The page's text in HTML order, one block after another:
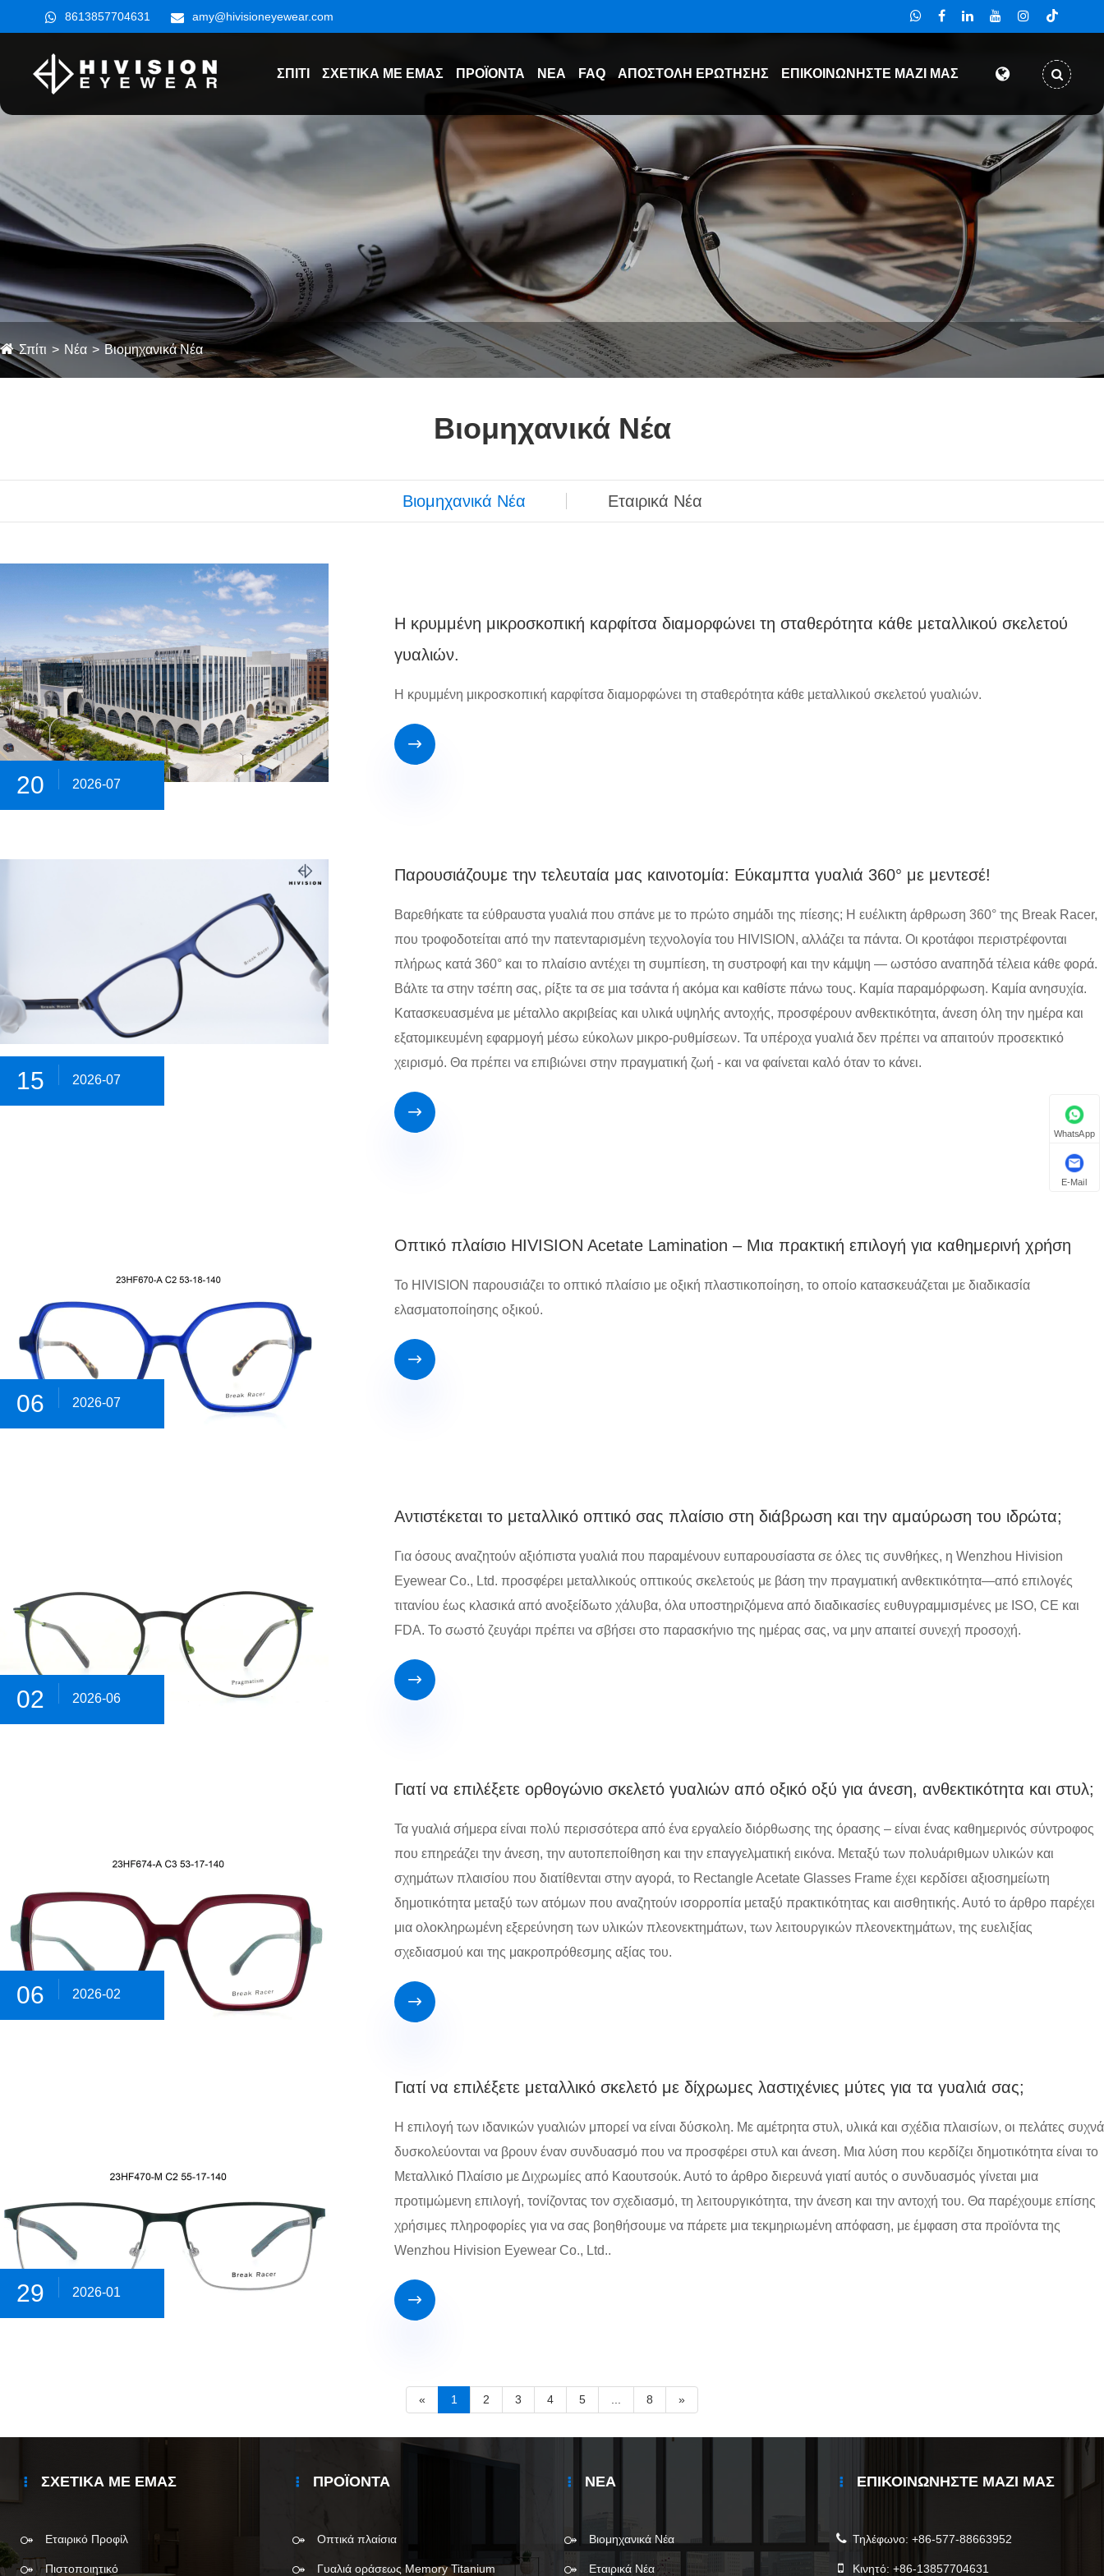
8613857704631 amy@hivisioneyewear.com
ΣΠΊΤΙ ΣΧΕΤΙΚΆ ΜΕ ΕΜΆΣ ΠΡΟΪΌΝΤΑ ΝΈΑ FAQ ΑΠΟΣΤΟΛΉ ΕΡΏΤΗΣΗΣ ΕΠΙΚΟΙΝΩΝΉΣΤΕ ΜΑΖΊ ΜΑΣ
Σπίτι Νέα Βιομηχανικά Νέα
Βιομηχανικά Νέα
Βιομηχανικά Νέα Εταιρικά Νέα
20 2026-07
Η κρυμμένη μικροσκοπική καρφίτσα διαμορφώνει τη σταθερότητα κάθε μεταλλικού σκελετού
γυαλιών.
Η κρυμμένη μικροσκοπική καρφίτσα διαμορφώνει τη σταθερότητα κάθε μεταλλικού σκελετού γυαλιών.

15 2026-07
Παρουσιάζουμε την τελευταία μας καινοτομία: Εύκαμπτα γυαλιά 360° με μεντεσέ!
Βαρεθήκατε τα εύθραυστα γυαλιά που σπάνε με το πρώτο σημάδι της πίεσης; Η ευέλικτη άρθρωση 360° της Break Racer,
που τροφοδοτείται από την πατενταρισμένη τεχνολογία του HIVISION, αλλάζει τα πάντα. Οι κροτάφοι περιστρέφονται
πλήρως κατά 360° και το πλαίσιο αντέχει τη συμπίεση, τη συστροφή και την κάμψη — ωστόσο αναπηδά τέλεια κάθε φορά.
Βάλτε τα στην τσέπη σας, ρίξτε τα σε μια τσάντα ή ακόμα και καθίστε πάνω τους. Καμία παραμόρφωση. Καμία ανησυχία.
Κατασκευασμένα με μέταλλο ακριβείας και υλικά υψηλής αντοχής, προσφέρουν ανθεκτικότητα, άνεση όλη την ημέρα και
εξατομικευμένη εφαρμογή μέσω εύκολων μικρο-ρυθμίσεων. Τα υπέροχα γυαλιά δεν πρέπει να απαιτούν προσεκτικό
χειρισμό. Θα πρέπει να επιβιώνει στην πραγματική ζωή - και να φαίνεται καλό όταν το κάνει.

06 2026-07
Οπτικό πλαίσιο HIVISION Acetate Lamination – Μια πρακτική επιλογή για καθημερινή χρήση
Το HIVISION παρουσιάζει το οπτικό πλαίσιο με οξική πλαστικοποίηση, το οποίο κατασκευάζεται με διαδικασία
ελασματοποίησης οξικού.

02 2026-06
Αντιστέκεται το μεταλλικό οπτικό σας πλαίσιο στη διάβρωση και την αμαύρωση του ιδρώτα;
Για όσους αναζητούν αξιόπιστα γυαλιά που παραμένουν ευπαρουσίαστα σε όλες τις συνθήκες, η Wenzhou Hivision
Eyewear Co., Ltd. προσφέρει μεταλλικούς οπτικούς σκελετούς με βάση την πραγματική ανθεκτικότητα—από επιλογές
τιτανίου έως κλασικά από ανοξείδωτο χάλυβα, όλα υποστηριζόμενα από διαδικασίες ευθυγραμμισμένες με ISO, CE και
FDA. Το σωστό ζευγάρι πρέπει να σβήσει στο παρασκήνιο της ημέρας σας, να μην απαιτεί συνεχή προσοχή.

06 2026-02
Γιατί να επιλέξετε ορθογώνιο σκελετό γυαλιών από οξικό οξύ για άνεση, ανθεκτικότητα και στυλ;
Τα γυαλιά σήμερα είναι πολύ περισσότερα από ένα εργαλείο διόρθωσης της όρασης – είναι ένας καθημερινός σύντροφος
που επηρεάζει την άνεση, την αυτοπεποίθηση και την επαγγελματική εικόνα. Μεταξύ των πολυάριθμων υλικών και
σχημάτων πλαισίου που διατίθενται στην αγορά, το Rectangle Acetate Glasses Frame έχει κερδίσει αξιοσημείωτη
δημοτικότητα μεταξύ των ατόμων που αναζητούν ισορροπία μεταξύ πρακτικότητας και αισθητικής. Αυτό το άρθρο παρέχει
μια ολοκληρωμένη εξερεύνηση των υλικών πλεονεκτημάτων, των λειτουργικών πλεονεκτημάτων, της ευελιξίας
σχεδιασμού και της μακροπρόθεσμης αξίας του.

29 2026-01
Γιατί να επιλέξετε μεταλλικό σκελετό με δίχρωμες λαστιχένιες μύτες για τα γυαλιά σας;
Η επιλογή των ιδανικών γυαλιών μπορεί να είναι δύσκολη. Με αμέτρητα στυλ, υλικά και σχέδια πλαισίων, οι πελάτες συχνά
δυσκολεύονται να βρουν έναν συνδυασμό που να προσφέρει στυλ και άνεση. Μια λύση που κερδίζει δημοτικότητα είναι το
Μεταλλικό Πλαίσιο με Διχρωμίες από Καουτσούκ. Αυτό το άρθρο διερευνά γιατί αυτός ο συνδυασμός γίνεται μια
προτιμώμενη επιλογή, τονίζοντας τον σχεδιασμό, τη λειτουργικότητα, την άνεση και την αντοχή του. Θα παρέχουμε επίσης
χρήσιμες πληροφορίες για να σας βοηθήσουμε να πάρετε μια τεκμηριωμένη απόφαση, με έμφαση στα προϊόντα της
Wenzhou Hivision Eyewear Co., Ltd..

« 1 2 3 4 5 8 »
ΣΧΕΤΙΚΆ ΜΕ ΕΜΆΣ
Εταιρικό Προφίλ
Πιστοποιητικό
ΠΡΟΪΌΝΤΑ
Οπτικά πλαίσια
Γυαλιά οράσεως Memory Titanium
ΝΈΑ
Βιομηχανικά Νέα
Εταιρικά Νέα
ΕΠΙΚΟΙΝΩΝΉΣΤΕ ΜΑΖΊ ΜΑΣ
Τηλέφωνο: +86-577-88663952
Κινητό: +86-13857704631
WhatsApp
E-Mail